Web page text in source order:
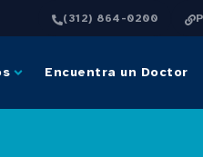
(312) 864-0200
Encuentra un Doctor